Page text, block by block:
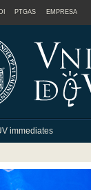
PTGAS EMPRESA
immediates